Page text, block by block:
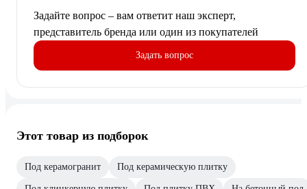
Задайте вопрос – вам ответит наш эксперт,
представитель бренда или один из покупателей
Задать вопрос
Этот товар из подборок
Под керамогранит Под керамическую плитку